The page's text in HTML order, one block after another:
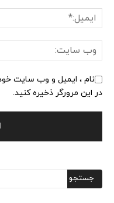
نام ، ایمیل و وب سایت خود
در این مرورگر ذخیره کنید.